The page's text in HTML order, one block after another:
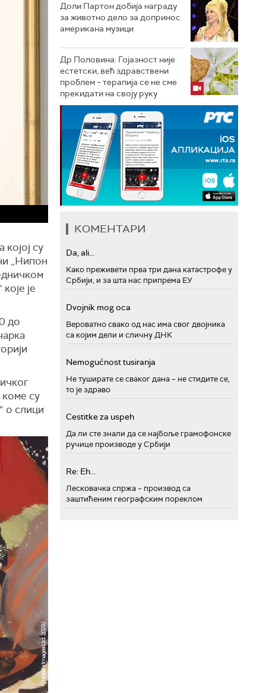
су
„Нипон
је
до
коме су
о слици
Доли Партон добија награду
за животно дело за допринос
американа музици
Др Половина: Гојазност није
естетски, већ здравствени
проблем – терапија се не сме
прекидати на своју руку
КОМЕНТАРИ
Da, ali...
Како преживети прва три дана катастрофе у
Србији, и за шта нас припрема ЕУ
Dvojnik mog oca
Вероватно свако од нас има свог двојника
са којим дели и сличну ДНК
Nemogućnost tusiranja
Не туширате се сваког дана – не стидите се,
то је здраво
Cestitke za uspeh
Да ли сте знали да се најбоље грамофонске
ручице производе у Србији
Re: Eh...
Лесковачка спржа – производ са
заштићеним географским пореклом